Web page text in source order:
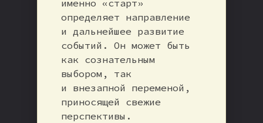
именно «старт»
определяет направление
и дальнейшее развитие
событий. Он может быть
как сознательным
выбором, так
и внезапной переменой,
приносящей свежие
перспективы.